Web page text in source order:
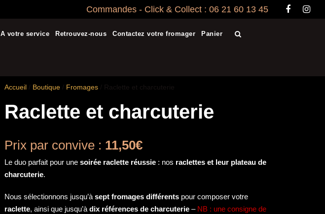
Commandes - Click & Collect : 06 21 60 13 45
A votre service Retrouvez-nous Contactez votre fromager Panier
Accueil / Boutique / Fromages / Raclette et charcuterie
Raclette et charcuterie
Prix par convive : 11,50€
Le duo parfait pour unesoirée raclette réussie : nos raclettes et leur plateau de
charcuterie.
Nous sélectionnons jusqu’àsept fromages différents pour composer votre
raclette, ainsi que jusqu’àdix références de charcuterie – NB : une consigne de